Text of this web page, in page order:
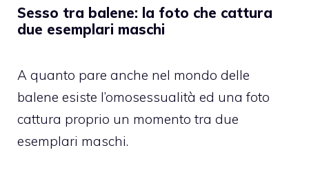
Sesso tra balene: la foto che cattura
due esemplari maschi
A quanto pare anche nel mondo delle
balene esiste l’omosessualità ed una foto
cattura proprio un momento tra due
esemplari maschi.